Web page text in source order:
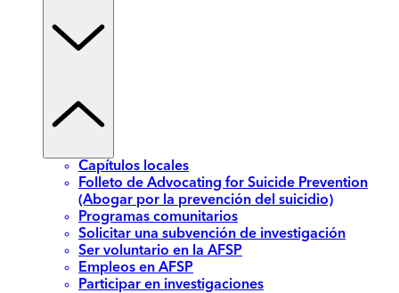
Capítulos locales
Folleto de Advocating for Suicide Prevention
(Abogar por la prevención del suicidio)
Programas comunitarios
Solicitar una subvención de investigación
Ser voluntario en la AFSP
Empleos en AFSP
Participar en investigaciones